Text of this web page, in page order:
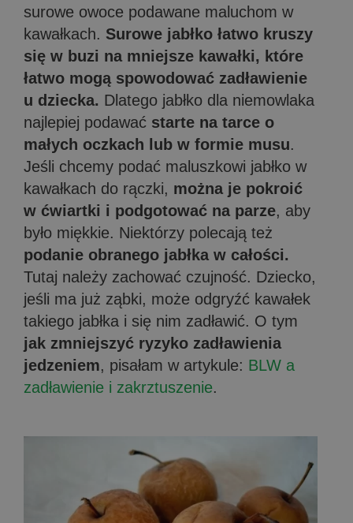
surowe owoce podawane maluchom w
kawałkach. Surowe jabłko łatwo kruszy
się w buzi na mniejsze kawałki, które
łatwo mogą spowodować zadławienie
u dziecka. Dlatego jabłko dla niemowlaka
najlepiej podawać starte na tarce o
małych oczkach lub w formie musu.
Jeśli chcemy podać maluszkowi jabłko w
kawałkach do rączki, można je pokroić
w ćwiartki i podgotować na parze, aby
było miękkie. Niektórzy polecają też
podanie obranego jabłka w całości.
Tutaj należy zachować czujność. Dziecko,
jeśli ma już ząbki, może odgryźć kawałek
takiego jabłka i się nim zadławić. O tym
jak zmniejszyć ryzyko zadławienia
jedzeniem, pisałam w artykule: BLW a
zadławienie i zakrztuszenie.